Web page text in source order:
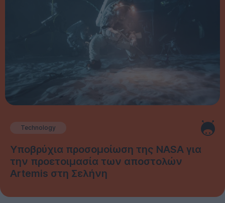
Technology
Υποβρύχια προσομοίωση της NASA για
την προετοιμασία των αποστολών
Artemis στη Σελήνη